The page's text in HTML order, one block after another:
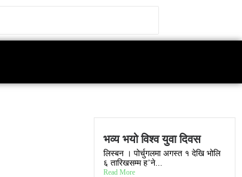
भव्य भयो विश्व युवा दिवस
लिस्बन । पोर्चुगलमा अगस्त १ देखि भोलि
६ तारिखसम्म ह’ने...
Read More